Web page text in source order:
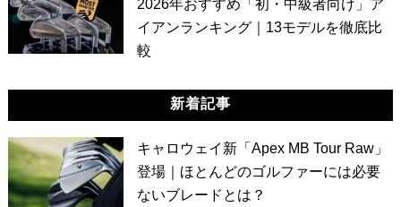
2026年おすすめ「初・中級者向け」ア
イアンランキング｜13モデルを徹底比
較
新着記事
キャロウェイ新「Apex MB Tour Raw」
登場｜ほとんどのゴルファーには必要
ないブレードとは？